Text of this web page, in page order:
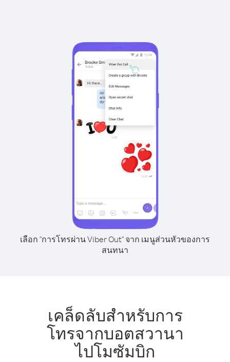
เลือก "การโทรผ่าน Viber Out" จาก เมนูส่วนหัวของการ
สนทนา
เคล็ดลับสำหรับการ
โทรจากบอตสวานา
ไปโมซัมบิก